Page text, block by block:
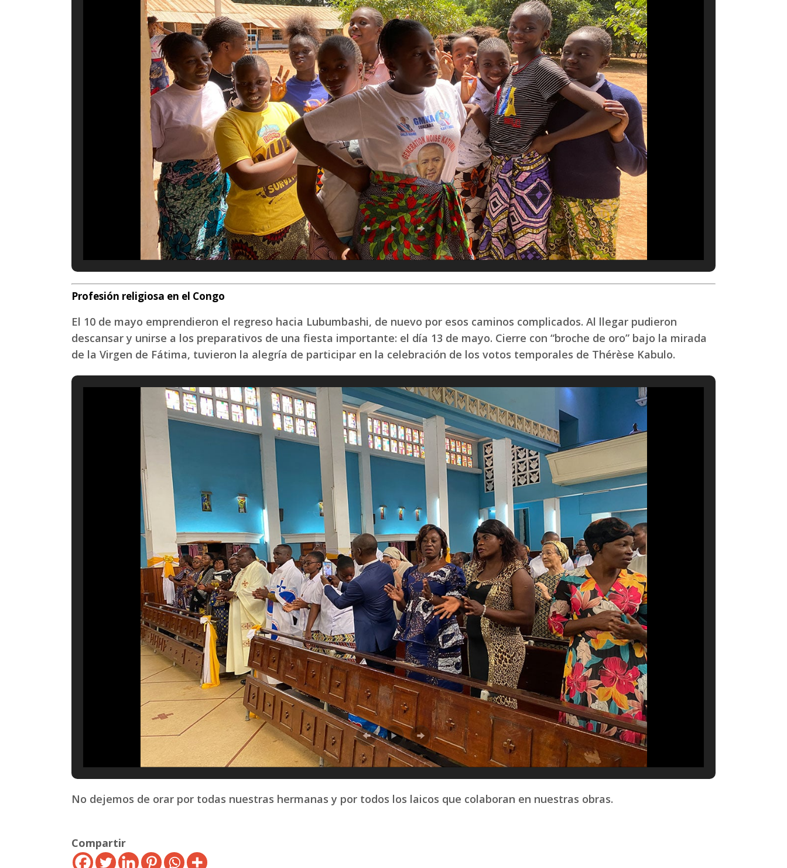
Profesión religiosa en el Congo
El 10 de mayo emprendieron el regreso hacia Lubumbashi, de nuevo por esos caminos complicados. Al llegar pudieron
descansar y unirse a los preparativos de una fiesta importante: el día 13 de mayo. Cierre con “broche de oro” bajo la mirada
de la Virgen de Fátima, tuvieron la alegría de participar en la celebración de los votos temporales de Thérèse Kabulo.
No dejemos de orar por todas nuestras hermanas y por todos los laicos que colaboran en nuestras obras.
Compartir